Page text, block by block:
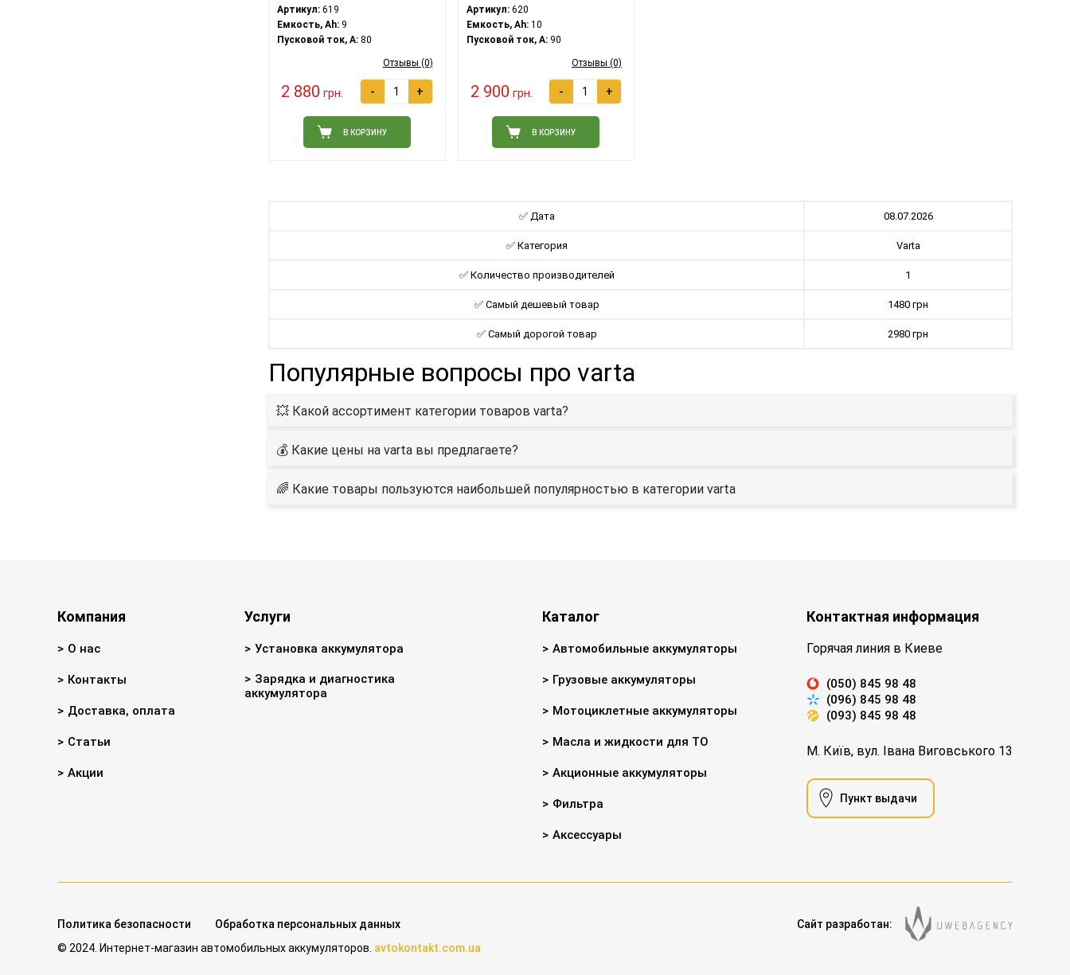
Артикул: 619
Емкость, Ah: 9
Пусковой ток, A: 80
Отзывы (0)
2 880 грн. - +
В КОРЗИНУ
Артикул:620
Емкость, Ah:10
Пусковой ток, A:90
Отзывы (0)
2 900 грн. - +
В КОРЗИНУ
✅ Дата 08.07.2026
✅ Категория Varta
✅ Количество производителей 1
✅ Самый дешевый товар 1480 грн
✅ Самый дорогой товар 2980 грн
Популярные вопросы про varta
💥 Какой ассортимент категории товаров varta?
💰 Какие цены на varta вы предлагаете?
🌈 Какие товары пользуются наибольшей популярностью в категории varta
Компания
О нас
Контакты
Доставка, оплата
Статьи
Акции
Услуги
Установка аккумулятора
Зарядка и диагностика
аккумулятора
Каталог
Автомобильные аккумуляторы
Грузовые аккумуляторы
Мотоциклетные аккумуляторы
Масла и жидкости для ТО
Акционные аккумуляторы
Фильтра
Аксессуары
Контактная информация
Горячая линия в Киеве
(050) 845 98 48
(096) 845 98 48
(093) 845 98 48
М. Київ, вул. Івана Виговського 13
Пункт выдачи
Политика безопасности Обработка персональных данных
Сайт разработан:
© 2024. Интернет-магазин автомобильных аккумуляторов. avtokontakt.com.ua